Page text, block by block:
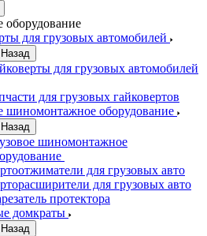
оборудование
для грузовых автомобилей
Назад
для грузовых автомобилей
для грузовых гайковертов
шиномонтажное оборудование
Назад
шиномонтажное
для грузовых авто
для грузовых авто
протектора
домкраты
Назад